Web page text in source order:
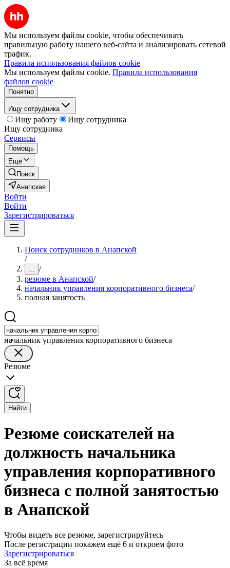
Мы используем файлы cookie, чтобы обеспечивать
правильную работу нашего веб-сайта и анализировать сетевой
трафик.
Правила использования файлов cookie
Мы используем файлы cookie. Правила использования
файлов cookie
Понятно
Ищу сотрудника
Ищу работу
Ищу сотрудника
Ищу сотрудника
Сервисы
Помощь
Ещё
Поиск
Анапская
Войти
Войти
Зарегистрироваться
Поиск сотрудников в Анапской
/
... /
резюме в Анапской/
начальник управления корпоративного бизнеса/
полная занятость
начальник управления корпоративного бизнеса
Резюме
Найти
Резюме соискателей на
должность начальника
управления корпоративного
бизнеса с полной занятостью
в Анапской
Чтобы видеть все резюме, зарегистрируйтесь
После регистрации покажем ещё 6 и откроем фото
Зарегистрироваться
За всё время